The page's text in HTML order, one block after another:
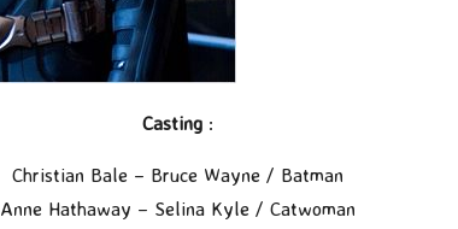
Casting:
Christian Bale – Bruce Wayne / Batman
Anne Hathaway – Selina Kyle / Catwoman